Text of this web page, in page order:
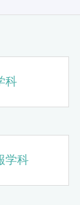
科
学科